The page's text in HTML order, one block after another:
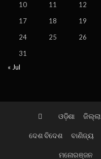
10
11 12
17
18 19
24
25 26
31
« Jul
ଓଡ଼ିଶା ଜିଲ୍ଲା
ଦେଶ ବିଦେଶ ବାଣିଜ୍ୟ
ମନୋରଞ୍ଜନ